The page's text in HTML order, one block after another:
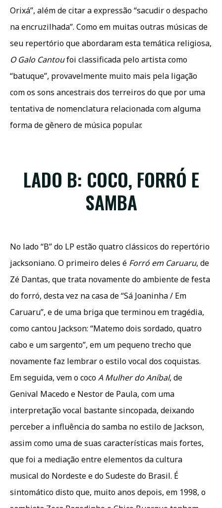
Orixá”, além de citar a expressão “sacudir o despacho
na encruzilhada”. Como em muitas outras músicas de
seu repertório que abordaram esta temática religiosa,
O Galo Cantoufoi classificada pelo artista como
“batuque”, provavelmente muito mais pela ligação
com os sons ancestrais dos terreiros do que por uma
tentativa de nomenclatura relacionada com alguma
forma de gênero de música popular.
LADO B: COCO, FORRÓ E
SAMBA
No lado “B” do LP estão quatro clássicos do repertório
jacksoniano. O primeiro deles é Forró em Caruaru, de
Zé Dantas, que trata novamente do ambiente de festa
do forró, desta vez na casa de “Sá Joaninha / Em
Caruaru”, e de uma briga que terminou em tragédia,
como cantou Jackson: “Matemo dois sordado, quatro
cabo e um sargento”, em um pequeno trecho que
novamente faz lembrar o estilo vocal dos coquistas.
Em seguida, vem o cocoA Mulher do Aníbal, de
Genival Macedo e Nestor de Paula, com uma
interpretação vocal bastante sincopada, deixando
perceber a influência do samba no estilo de Jackson,
assim como uma de suas características mais fortes,
que foi a mediação entre elementos da cultura
musical do Nordeste e do Sudeste do Brasil. É
sintomático disto que, muito anos depois, em 1998, o